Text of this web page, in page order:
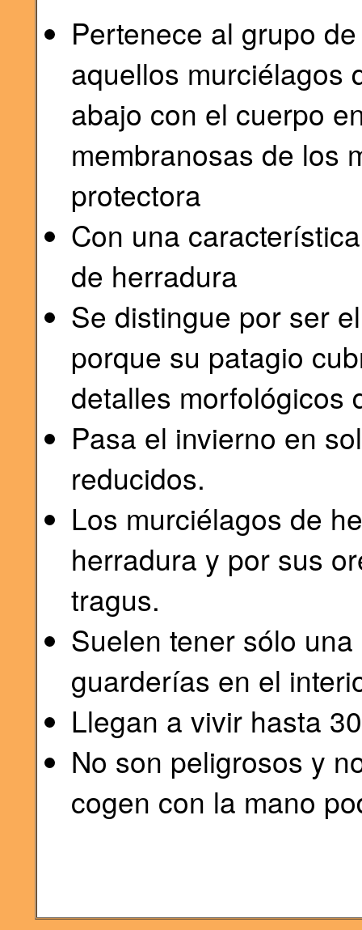
Pertenece al grupo
aquellos murciélagos
abajo con el cuerpo
membranosas de los
protectora
Con una
de herradura
Se distingue por ser
porque su patagio
detalles morfológicos
Pasa el invierno en
reducidos.
Los murciélagos de
herradura y por sus
tragus.
Suelen tener sólo
guarderías en el
Llegan a vivir hasta
No son peligrosos y
cogen con la mano